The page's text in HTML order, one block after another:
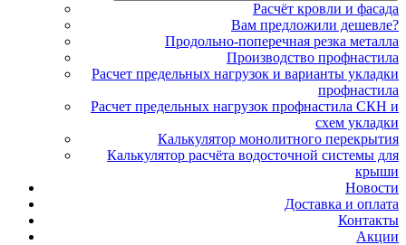
Расчёт кровли и фасада
Вам предложили дешевле?
Продольно-поперечная резка металла
Производство профнастила
Расчет предельных нагрузок и варианты укладки
профнастила
Расчет предельных нагрузок профнастила СКН и
схем укладки
Калькулятор монолитного перекрытия
Калькулятор расчёта водосточной системы для
крыши
Новости
Доставка и оплата
Контакты
Акции